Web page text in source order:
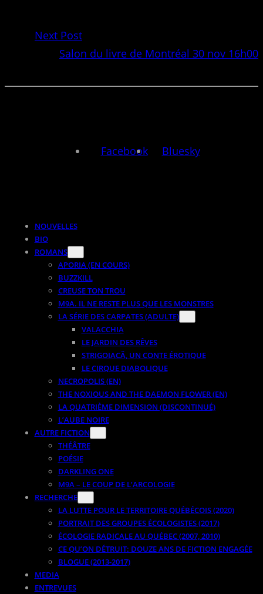
Next Post
Salon du livre de Montréal 30 nov 16h00
Facebook Bluesky
NOUVELLES
BIO
ROMANS
APORIA (EN COURS)
BUZZKILL
CREUSE TON TROU
M9A. IL NE RESTE PLUS QUE LES MONSTRES
LA SÉRIE DES CARPATES (ADULTE)
VALACCHIA
LE JARDIN DES RÊVES
STRIGOIACĂ, UN CONTE ÉROTIQUE
LE CIRQUE DIABOLIQUE
NECROPOLIS (EN)
THE NOXIOUS AND THE DAEMON FLOWER (EN)
LA QUATRIÈME DIMENSION (DISCONTINUÉ)
L’AUBE NOIRE
AUTRE FICTION
THÉÂTRE
POÉSIE
DARKLING ONE
M9A – LE COUP DE L’ARCOLOGIE
RECHERCHE
LA LUTTE POUR LE TERRITOIRE QUÉBÉCOIS (2020)
PORTRAIT DES GROUPES ÉCOLOGISTES (2017)
ÉCOLOGIE RADICALE AU QUÉBEC (2007, 2010)
CE QU’ON DÉTRUIT: DOUZE ANS DE FICTION ENGAGÉE
BLOGUE (2013-2017)
MEDIA
ENTREVUES